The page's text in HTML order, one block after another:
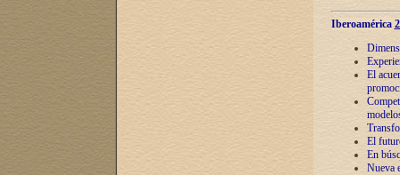
Iberoamérica
El
El
En
Nueva